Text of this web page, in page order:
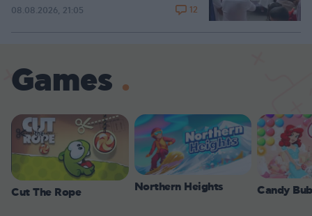
08.08.2026, 21:05 12
Games
Cut The Rope Northern Heights Candy